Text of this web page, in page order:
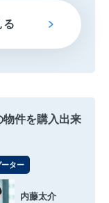
物件を購入出来
ター
内藤太介